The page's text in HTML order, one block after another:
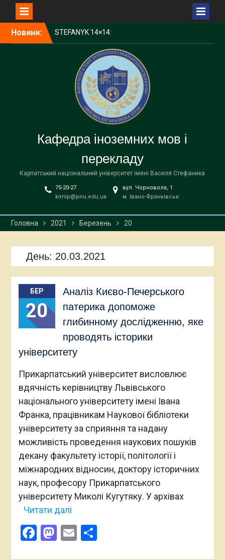
Новини:
STEFANYK 14×14:
Науковий пікнік Open Day
КНУВС — серед лідерів
України за науковим
впливом у CWTS Leiden
Ranking Open Edition 2025
1000 доларів для
студентів КНУВС:
стартував конкурс від
Досліджень
Запрошуємо на
відзначення Дня
університету!
Кафедра іноземних мов і
перекладу
Карпатський національний університет імені Василя Стефаника
75-20-27
kimip@pnu.edu.ua
вул. Чорновола, 1
м. Івано-Франківськ
Головна 2021 Березень 20
День: 20.03.2021
БЕР
20
Аналіз Києво-Печерського
патерика допоможе
глибинному дослідженню, яке
проводять історики
університету
Прикарпатський університет висловлює
вдячність керівництву Львівського
національного університету імені Івана
Франка, працівникам Наукової бібліотеки
університету за сприяння та надану
можливість проведення наукових пошуків
декану факультету історії, політології і
міжнародних відносин, доктору історичних
наук, професору Прикарпатського
університету Миколі Кугутяку. У архівах
Читати далі
Facebook
Mastodon
EmailПоділитися